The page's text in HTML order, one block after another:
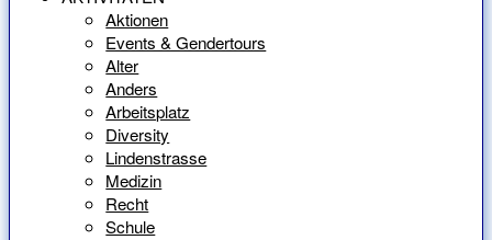
Aktionen
Events & Gendertours
Alter
Anders
Arbeitsplatz
Diversity
Lindenstrasse
Medizin
Recht
Schule